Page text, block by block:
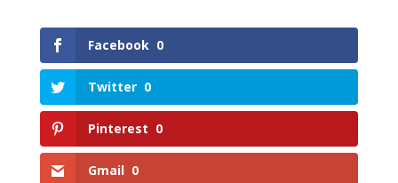
Facebook 0
Twitter 0
Pinterest 0
Gmail 0